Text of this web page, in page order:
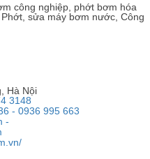
công nghiệp, phớt bơm hóa
sửa máy bơm nước, Công
Hà Nội
3148
- 0936 995 663
-